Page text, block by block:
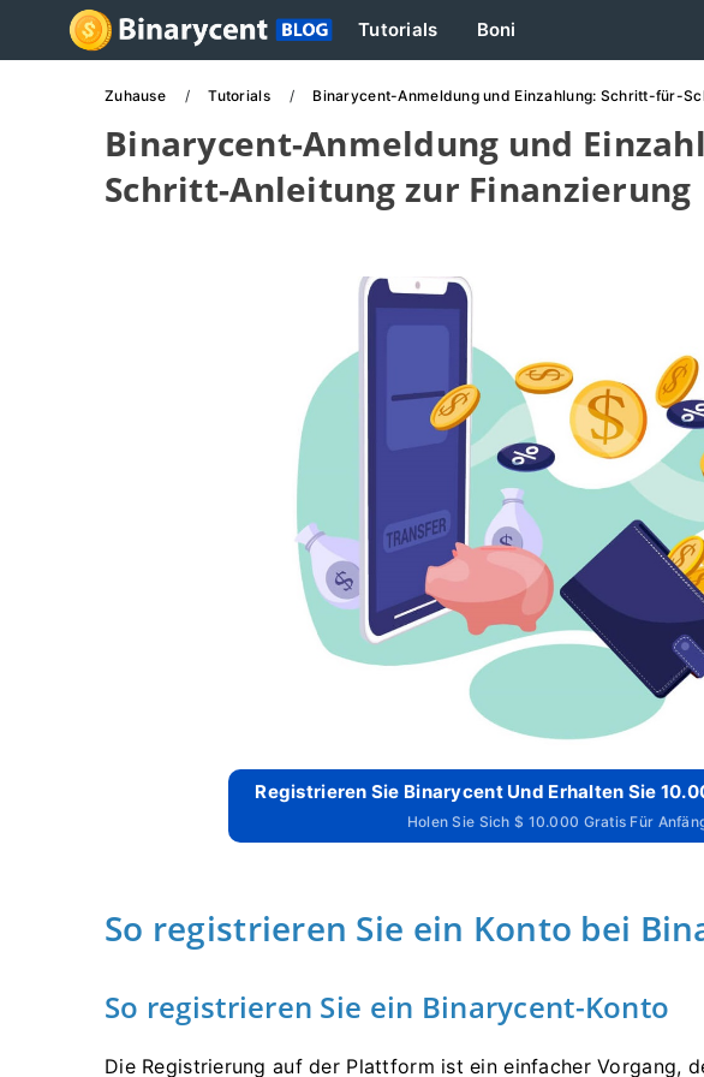
Tutorials Boni
Zuhause Tutorials Binarycent-Anmeldung und Einzahlung: Schritt-für-
Binarycent-Anmeldung und
Schritt-Anleitung zur Finanzierung
Registrieren Sie Binarycent Und Erhalten Sie
Holen Sie Sich $ 10.000 Gratis Für
So registrieren Sie ein Konto bei
So registrieren Sie ein Binarycent-Konto
Die Registrierung auf der Plattform ist ein einfacher Vorgang,